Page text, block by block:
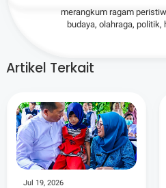
merangkum ragam
budaya, olahraga, politik,
Artikel Terkait
Jul 19, 2026